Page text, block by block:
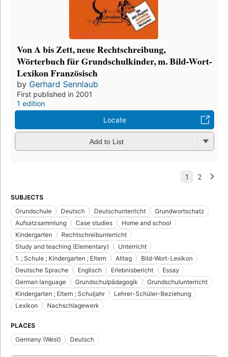
Von A bis Zett, neue Rechtschreibung,
Wörterbuch für Grundschulkinder, m. Bild-Wort-
Lexikon Französisch
by Gerhard Sennlaub
First published in 2001
1 edition
Locate
Add to List
SUBJECTS
Grundschule
Deutsch Deutschunterricht
Grundwortschatz
Aufsatzsammlung
Case studies
Home and school
Kindergarten
Rechtschreibunterricht
Study and teaching (Elementary)
Unterricht
1. ; Schule ; Kindergarten ; Eltern
Alltag
Bild-Wort-Lexikon
Deutsche Sprache
Englisch Erlebnisbericht
Essay
German language
Grundschulpädagogik
Grundschulunterricht
Kindergarten ; Eltern ; Schuljahr
Lehrer-Schüler-Beziehung
Lexikon
Nachschlagewerk
PLACES
Germany (West)
Deutsch